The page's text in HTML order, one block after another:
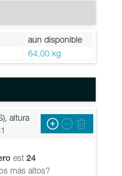
aún disponible
64,00 kg
altura
est 24
más altos?